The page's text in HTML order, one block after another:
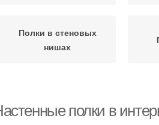
Полки в стеновых
нишах
полки в